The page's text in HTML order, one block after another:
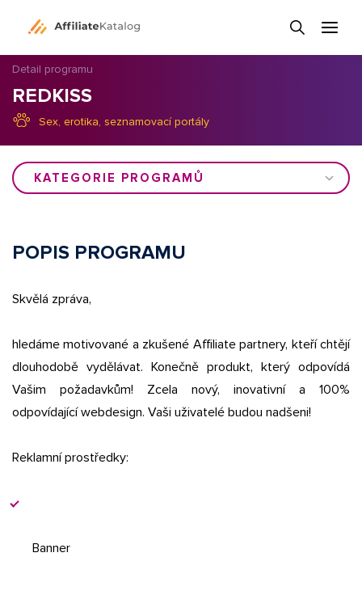
Detail programu
REDKISS
Sex, erotika, seznamovací portály
KATEGORIE PROGRAMŮ
POPIS PROGRAMU
Skvělá zpráva,
hledáme motivované a zkušené Affiliate partnery, kteří chtějí
dlouhodobě vydělávat. Konečně produkt, který odpovídá
Vašim požadavkům! Zcela nový, inovativní a 100%
odpovídající webdesign. Vaši uživatelé budou nadšeni!
Reklamní prostředky:
Banner